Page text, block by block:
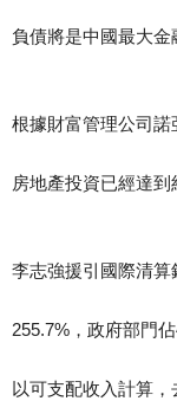
負債將是中國最大金
根據財富管理公司諾
房地產投資已經達到
李志強援引國際清
255.7%，政府部門
以可支配收入計算